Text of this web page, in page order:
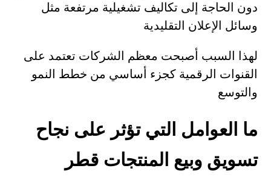
دون الحاجة إلى تكاليف تشغيلية مرتفعة مثل
وسائل الإعلان التقليدية
لهذا السبب أصبحت معظم الشركات تعتمد على
القنوات الرقمية كجزء أساسي من خطط النمو
والتوسع
ما العوامل التي تؤثر على نجاح
تسويق وبيع المنتجات قطر